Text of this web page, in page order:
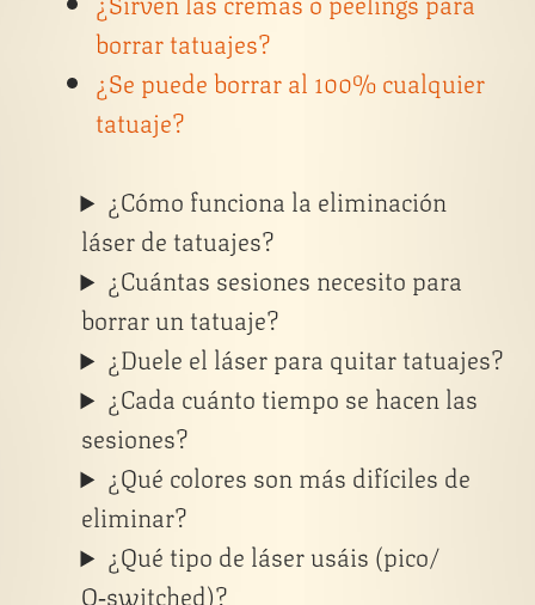
borrar tatuajes?
¿Se puede borrar al 100% cualquier
tatuaje?
¿Cómo funciona la eliminación
láser de tatuajes?
¿Cuántas sesiones necesito para
borrar un tatuaje?
¿Duele el láser para quitar tatuajes?
¿Cada cuánto tiempo se hacen las
sesiones?
¿Qué colores son más difíciles de
eliminar?
¿Qué tipo de láser usáis (pico/
Q‑switched)?